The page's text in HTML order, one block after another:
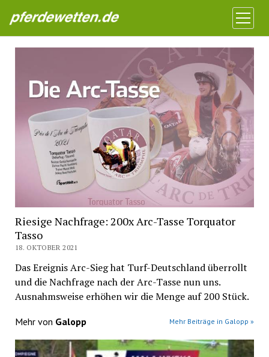
Pferdewetten News
Menü
öffnen
Riesige Nachfrage: 200x Arc-Tasse Torquator
Tasso
18. OKTOBER 2021
Das Ereignis Arc-Sieg hat Turf-Deutschland überrollt
und die Nachfrage nach der Arc-Tasse nun uns.
Ausnahmsweise erhöhen wir die Menge auf 200 Stück.
Mehr von Galopp Mehr Beiträge in Galopp »